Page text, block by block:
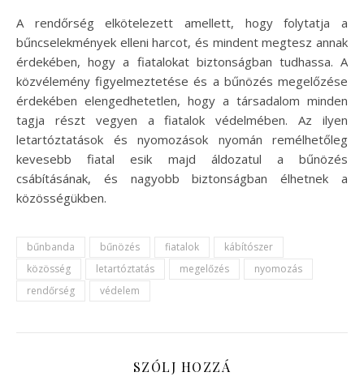
A rendőrség elkötelezett amellett, hogy folytatja a
bűncselekmények elleni harcot, és mindent megtesz annak
érdekében, hogy a fiatalokat biztonságban tudhassa. A
közvélemény figyelmeztetése és a bűnözés megelőzése
érdekében elengedhetetlen, hogy a társadalom minden
tagja részt vegyen a fiatalok védelmében. Az ilyen
letartóztatások és nyomozások nyomán remélhetőleg
kevesebb fiatal esik majd áldozatul a bűnözés
csábításának, és nagyobb biztonságban élhetnek a
közösségükben.
bűnbanda bűnözés fiatalok
kábítószer
közösség
letartóztatás megelőzés
nyomozás
rendőrség
védelem
SZÓLJ HOZZÁ